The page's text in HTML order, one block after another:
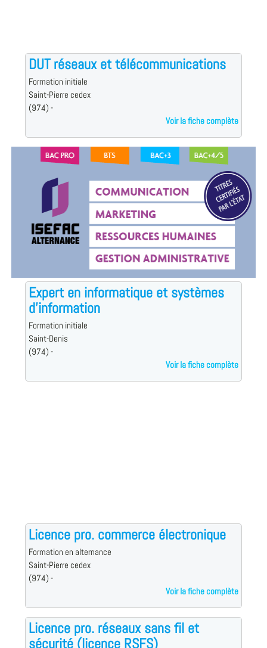
DUT réseaux et télécommunications
Formation initiale
Saint-Pierre cedex
(974) -
Voir la fiche complète
Expert en informatique et systèmes
d'information
Formation initiale
Saint-Denis
(974) -
Voir la fiche complète
Licence pro. commerce électronique
Formation en alternance
Saint-Pierre cedex
(974) -
Voir la fiche complète
Licence pro. réseaux sans fil et
sécurité (licence RSFS)